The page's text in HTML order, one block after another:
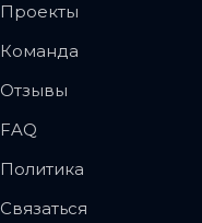
Проекты
Команда
Отзывы
FAQ
Политика
Связаться